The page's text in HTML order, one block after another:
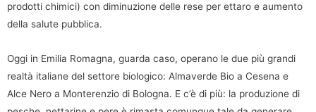
prodotti chimici) con diminuzione delle rese per ettaro e aumento
della salute pubblica.
Oggi in Emilia Romagna, guarda caso, operano le due più grandi
realtà italiane del settore biologico: Almaverde Bio a Cesena e
Alce Nero a Monterenzio di Bologna. E c’è di più: la produzione di